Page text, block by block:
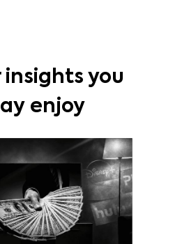
insights you
enjoy